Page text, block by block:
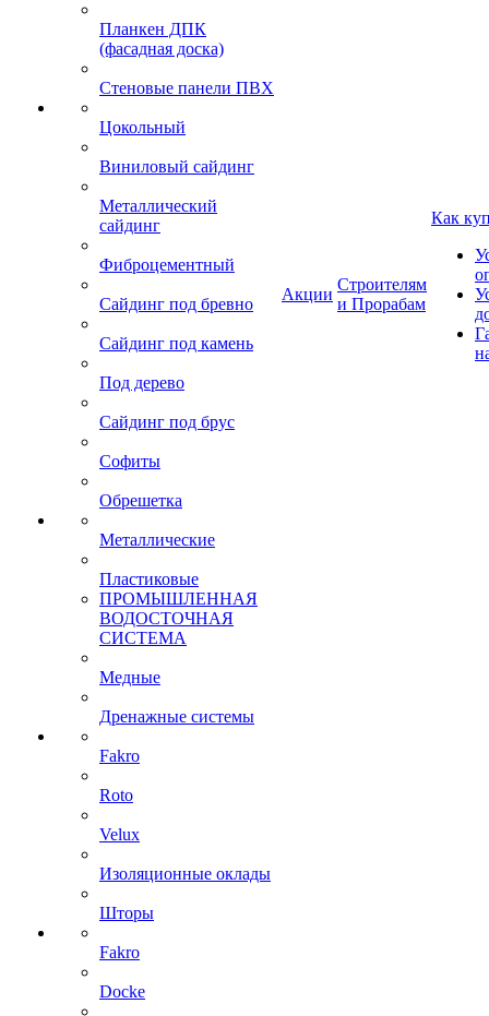
Планкен ДПК
(фасадная доска)
Стеновые панели ПВХ
Цокольный
Виниловый сайдинг
Металлический
сайдинг
Фиброцементный
Сайдинг под бревно
Сайдинг под камень
Под дерево
Сайдинг под брус
Софиты
Обрешетка
Металлические
Пластиковые
ПРОМЫШЛЕННАЯ
ВОДОСТОЧНАЯ
СИСТЕМА
Медные
Дренажные системы
Fakro
Roto
Velux
Изоляционные оклады
Шторы
Fakro
Docke
Акции
Строителям
и Прорабам
Как